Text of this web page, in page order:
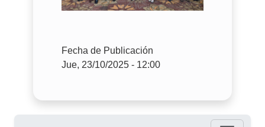
Fecha de Publicación
Jue, 23/10/2025 - 12:00